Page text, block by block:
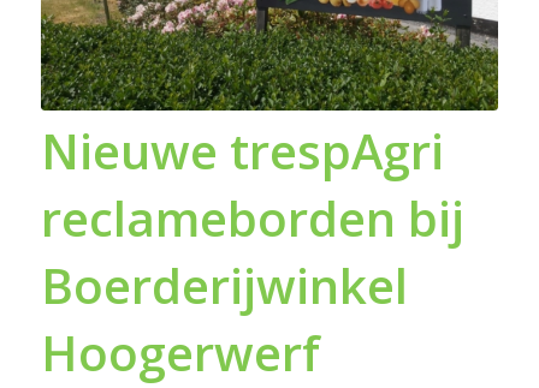
Nieuwe trespAgri
reclameborden bij
Boerderijwinkel
Hoogerwerf